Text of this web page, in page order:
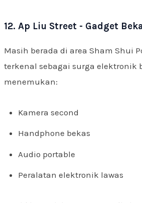
12. Ap Liu Street - Gadget
Masih berada di area Sham Shui
terkenal sebagai surga elektronik
menemukan:
Kamera second
Handphone bekas
Audio portable
Peralatan elektronik lawas